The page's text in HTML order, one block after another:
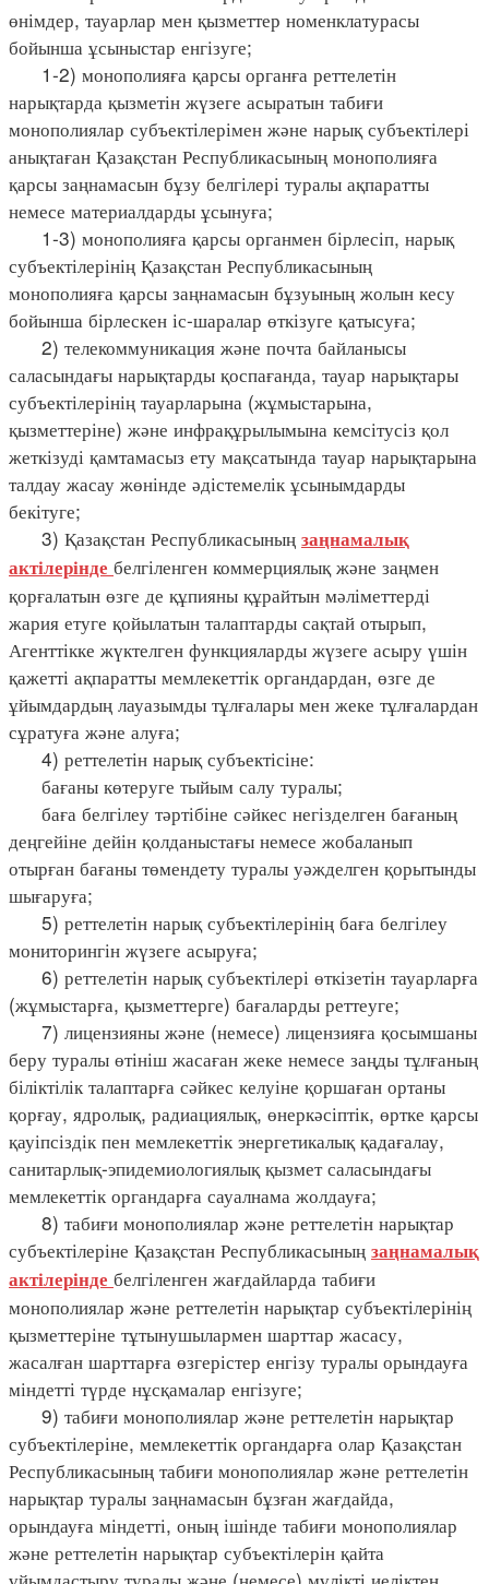
өнімдер, тауарлар мен қызметтер номенклатурасы
бойынша ұсыныстар енгізуге;
1-2) монополияға қарсы органға реттелетін
нарықтарда қызметін жүзеге асыратын табиғи
монополиялар субъектілерімен және нарық субъектілері
анықтаған Қазақстан Республикасының монополияға
қарсы заңнамасын бұзу белгілері туралы ақпаратты
немесе материалдарды ұсынуға;
1-3) монополияға қарсы органмен бірлесіп, нарық
субъектілерінің Қазақстан Республикасының
монополияға қарсы заңнамасын бұзуының жолын кесу
бойынша бірлескен іс-шаралар өткізуге қатысуға;
2) телекоммуникация және почта байланысы
саласындағы нарықтарды қоспағанда, тауар нарықтары
субъектілерінің тауарларына (жұмыстарына,
қызметтеріне) және инфрақұрылымына кемсітусіз қол
жеткізуді қамтамасыз ету мақсатында тауар нарықтарына
талдау жасау жөнінде әдістемелік ұсынымдарды
бекітуге;
3) Қазақстан Республикасының заңнамалық
актілерінде белгіленген коммерциялық және заңмен
қорғалатын өзге де құпияны құрайтын мәліметтерді
жария етуге қойылатын талаптарды сақтай отырып,
Агенттікке жүктелген функцияларды жүзеге асыру үшін
қажетті ақпаратты мемлекеттік органдардан, өзге де
ұйымдардың лауазымды тұлғалары мен жеке тұлғалардан
сұратуға және алуға;
4) реттелетін нарық субъектісіне:
бағаны көтеруге тыйым салу туралы;
баға белгілеу тәртібіне сәйкес негізделген бағаның
деңгейіне дейін қолданыстағы немесе жобаланып
отырған бағаны төмендету туралы уәжделген қорытынды
шығаруға;
5) реттелетін нарық субъектілерінің баға белгілеу
мониторингін жүзеге асыруға;
6) реттелетін нарық субъектілері өткізетін тауарларға
(жұмыстарға, қызметтерге) бағаларды реттеуге;
7) лицензияны және (немесе) лицензияға қосымшаны
беру туралы өтініш жасаған жеке немесе заңды тұлғаның
біліктілік талаптарға сәйкес келуіне қоршаған ортаны
қорғау, ядролық, радиациялық, өнеркәсіптік, өртке қарсы
қауіпсіздік пен мемлекеттік энергетикалық қадағалау,
санитарлық-эпидемиологиялық қызмет саласындағы
мемлекеттік органдарға сауалнама жолдауға;
8) табиғи монополиялар және реттелетін нарықтар
субъектілеріне Қазақстан Республикасының заңнамалық
актілерінде белгіленген жағдайларда табиғи
монополиялар және реттелетін нарықтар субъектілерінің
қызметтеріне тұтынушылармен шарттар жасасу,
жасалған шарттарға өзгерістер енгізу туралы орындауға
міндетті түрде нұсқамалар енгізуге;
9) табиғи монополиялар және реттелетін нарықтар
субъектілеріне, мемлекеттік органдарға олар Қазақстан
Республикасының табиғи монополиялар және реттелетін
нарықтар туралы заңнамасын бұзған жағдайда,
орындауға міндетті, оның ішінде табиғи монополиялар
және реттелетін нарықтар субъектілерін қайта